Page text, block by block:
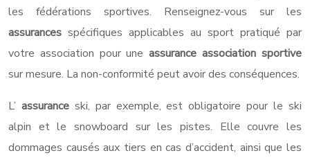
les fédérations sportives. Renseignez-vous sur les
assurances spécifiques applicables au sport pratiqué par
votre association pour uneassurance association sportive
sur mesure. La non-conformité peut avoir des conséquences.
L’ assurance ski, par exemple, est obligatoire pour le ski
alpin et le snowboard sur les pistes. Elle couvre les
dommages causés aux tiers en cas d’accident, ainsi que les